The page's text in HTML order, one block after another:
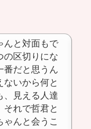
んと対面もで
の区切りにな
番だと思うん
ないから何と
、見える人達
それで哲君と
ゃんと会うこ